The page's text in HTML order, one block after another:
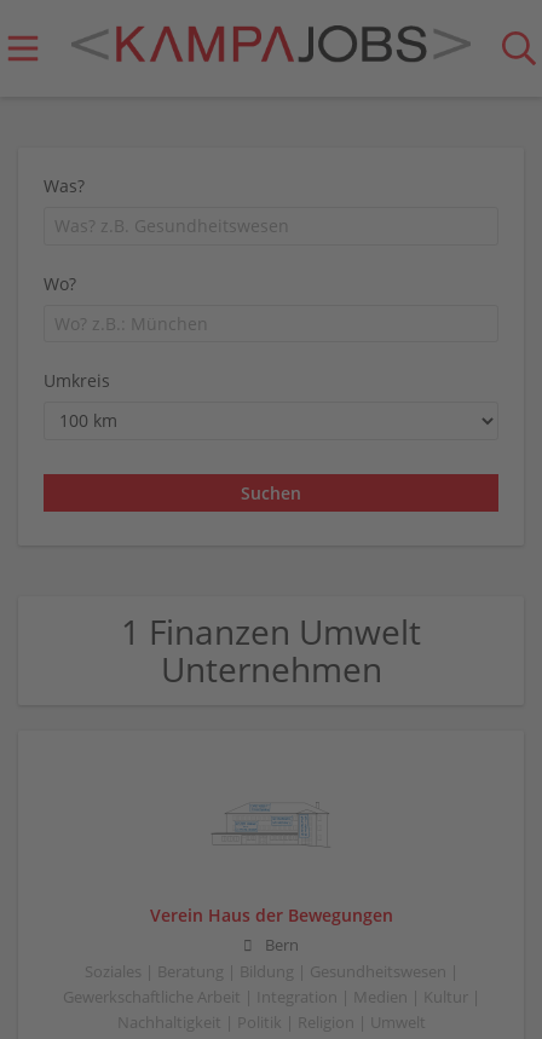
Was?
Wo?
Umkreis
1 Finanzen Umwelt
Unternehmen
Verein Haus der Bewegungen
Bern
Soziales | Beratung | Bildung | Gesundheitswesen |
Gewerkschaftliche Arbeit | Integration | Medien | Kultur |
Nachhaltigkeit | Politik | Religion | Umwelt